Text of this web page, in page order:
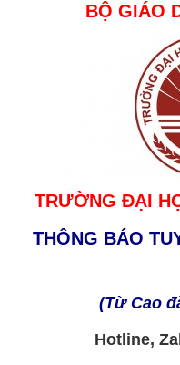
BỘ GIÁO
TRƯỜNG ĐẠI
THÔNG BÁO
(Từ Cao
Hotline,